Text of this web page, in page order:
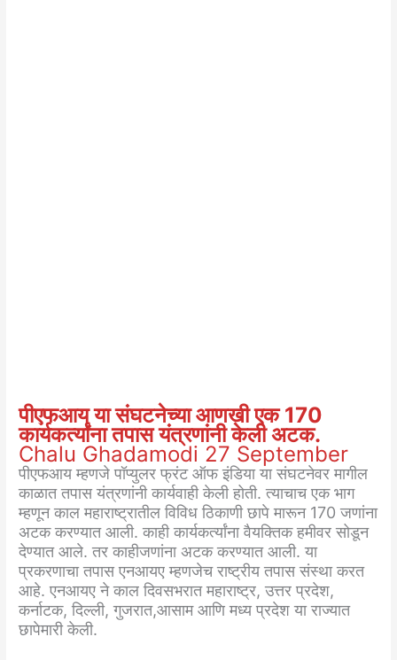
पीएफआय या संघटनेच्या आणखी एक 170
कार्यकर्त्यांना तपास यंत्रणांनी केली अटक.
Chalu Ghadamodi 27 September
पीएफआय म्हणजे पॉप्युलर फ्रंट ऑफ इंडिया या संघटनेवर मागील
काळात तपास यंत्रणांनी कार्यवाही केली होती. त्याचाच एक भाग
म्हणून काल महाराष्ट्रातील विविध ठिकाणी छापे मारून 170 जणांना
अटक करण्यात आली. काही कार्यकर्त्यांना वैयक्तिक हमीवर सोडून
देण्यात आले. तर काहीजणांना अटक करण्यात आली. या
प्रकरणाचा तपास एनआयए म्हणजेच राष्ट्रीय तपास संस्था करत
आहे. एनआयए ने काल दिवसभरात महाराष्ट्र, उत्तर प्रदेश,
कर्नाटक, दिल्ली, गुजरात,आसाम आणि मध्य प्रदेश या राज्यात
छापेमारी केली.